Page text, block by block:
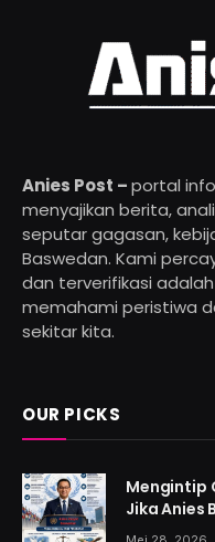
Anies Post –portal
menyajikan berita,
seputar gagasan,
Baswedan. Kami
dan terverifikasi
memahami peristiwa
sekitar kita.
OUR PICKS
Mengintip
Jika Anies